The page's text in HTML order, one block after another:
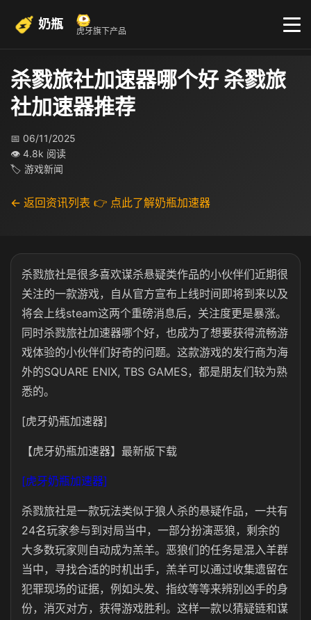
奶瓶 虎牙旗下产品
杀戮旅社加速器哪个好 杀戮旅
社加速器推荐
📅 06/11/2025
👁 4.8k 阅读
🏷 游戏新闻
← 返回资讯列表 👉 点此了解奶瓶加速器
杀戮旅社是很多喜欢谋杀悬疑类作品的小伙伴们近期很
关注的一款游戏，自从官方宣布上线时间即将到来以及
将会上线steam这两个重磅消息后，关注度更是暴涨。
同时杀戮旅社加速器哪个好，也成为了想要获得流畅游
戏体验的小伙伴们好奇的问题。这款游戏的发行商为海
外的SQUARE ENIX, TBS GAMES，都是朋友们较为熟
悉的。
[虎牙奶瓶加速器]
【虎牙奶瓶加速器】最新版下载
[虎牙奶瓶加速器]
杀戮旅社是一款玩法类似于狼人杀的悬疑作品，一共有
24名玩家参与到对局当中，一部分扮演恶狼，剩余的
大多数玩家则自动成为羔羊。恶狼们的任务是混入羊群
当中，寻找合适的时机出手，羔羊可以通过收集遗留在
犯罪现场的证据，例如头发、指纹等等来辨别凶手的身
份，消灭对方，获得游戏胜利。这样一款以猜疑链和谋